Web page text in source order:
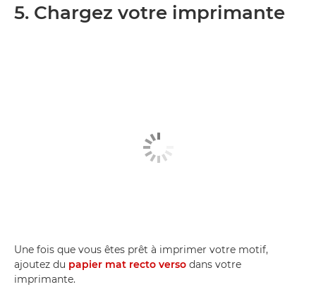
5. Chargez votre imprimante
Une fois que vous êtes prêt à imprimer votre motif,
ajoutez du papier mat recto verso dans votre
imprimante.